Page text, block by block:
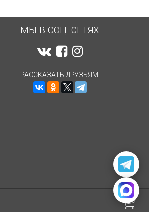
МЫ В СОЦ. СЕТЯХ
РАССКАЗАТЬ ДРУЗЬЯМ!